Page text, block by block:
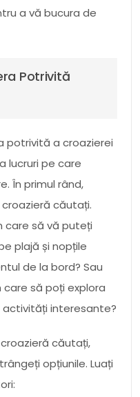
a vă bucura de
Potrivită
potrivită a croazierei
lucruri pe care
În primul rând,
căutați.
care să vă puteți
plajă și nopțile
de la bord? Sau
să poți explora
activități interesante?
căutați,
opțiunile. Luați